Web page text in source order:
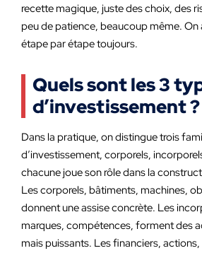
recette magique, juste des choix, des
peu de patience, beaucoup même. On
étape par étape toujours.
Quels sont les 3
d’investissement ?
Dans la pratique, on distingue trois
d’investissement, corporels,
chacune joue son rôle dans la
Les corporels, bâtiments, machines,
donnent une assise concrète. Les
marques, compétences, forment des
mais puissants. Les financiers,